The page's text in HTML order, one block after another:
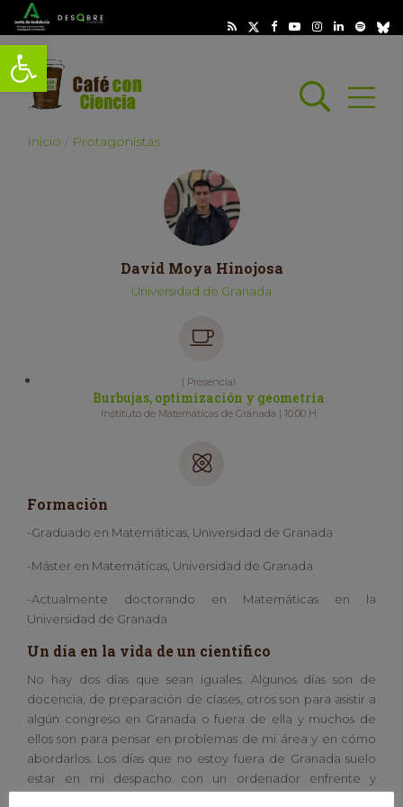
Abrir barra de herramientas
Abrir
Inicio Protagonistas
David Moya Hinojosa
Universidad de Granada
| Presencial
Burbujas, optimización y geometría
Instituto de Matemáticas de Granada | 10.00 H
Formación
-Graduado en Matemáticas, Universidad de Granada
-Máster en Matemáticas, Universidad de Granada
-Actualmente doctorando en Matemáticas en la
Universidad de Granada
Un día en la vida de un científico
No hay dos días que sean iguales. Algunos días son de
docencia, de preparación de clases, otros son para asistir a
algún congreso en Granada o fuera de ella y muchos de
ellos son para pensar en problemas de mi área y en cómo
abordarlos. Los días que no estoy fuera de Granada suelo
estar en mi despacho con un ordenador enfrente y